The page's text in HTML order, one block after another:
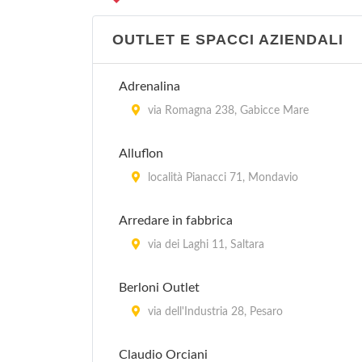
OUTLET E SPACCI AZIENDALI
Adrenalina
via Romagna 238, Gabicce Mare
Alluflon
località Pianacci 71, Mondavio
Arredare in fabbrica
via dei Laghi 11, Saltara
Berloni Outlet
via dell'Industria 28, Pesaro
Claudio Orciani